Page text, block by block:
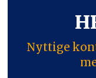
Nyttige